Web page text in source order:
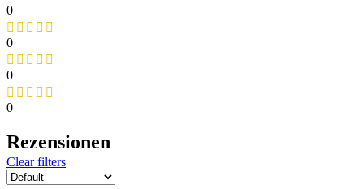
0
0
0
0
Rezensionen
Clear filters